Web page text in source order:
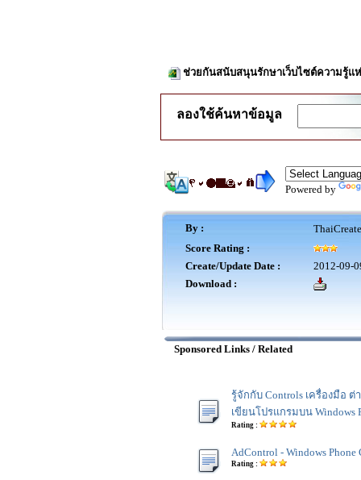
ช่วยกันสนับสนุนรักษาเว็บไซต์ความรู้แ
ลองใช้ค้นหาข้อมูล
Powered by
By :
Score Rating :
Create/Update Date :
2012-09-
Download :
Sponsored Links / Related
รู้จักกับ Controls เครื่องมือ ต่
เขียนโปรแกรมบน Windows
Rating :
AdControl - Windows Phone
Rating :